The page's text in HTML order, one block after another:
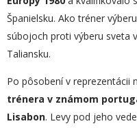
Španielsku. Ako tréner
súbojoch proti výberu sveta
Taliansku.
Po pôsobení v reprezentácii
trénera v známom
Lisabon. Levy pod jeho